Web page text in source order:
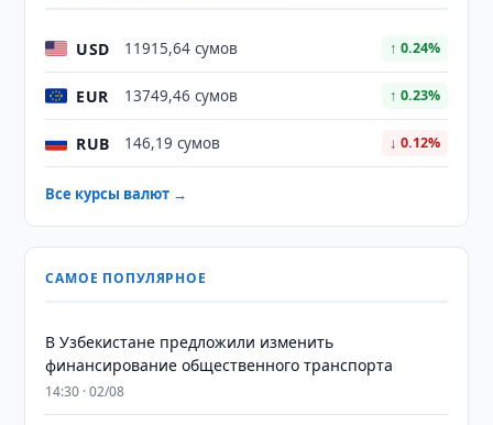
USD 11915,64 сумов ↑ 0.24%
EUR 13749,46 сумов ↑ 0.23%
RUB 146,19 сумов ↓ 0.12%
Все курсы валют →
САМОЕ ПОПУЛЯРНОЕ
В Узбекистане предложили изменить
финансирование общественного транспорта
14:30 · 02/08